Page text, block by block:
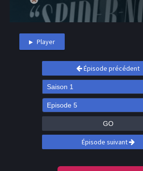
Player
Épisode précédent
GO
Épisode suivant